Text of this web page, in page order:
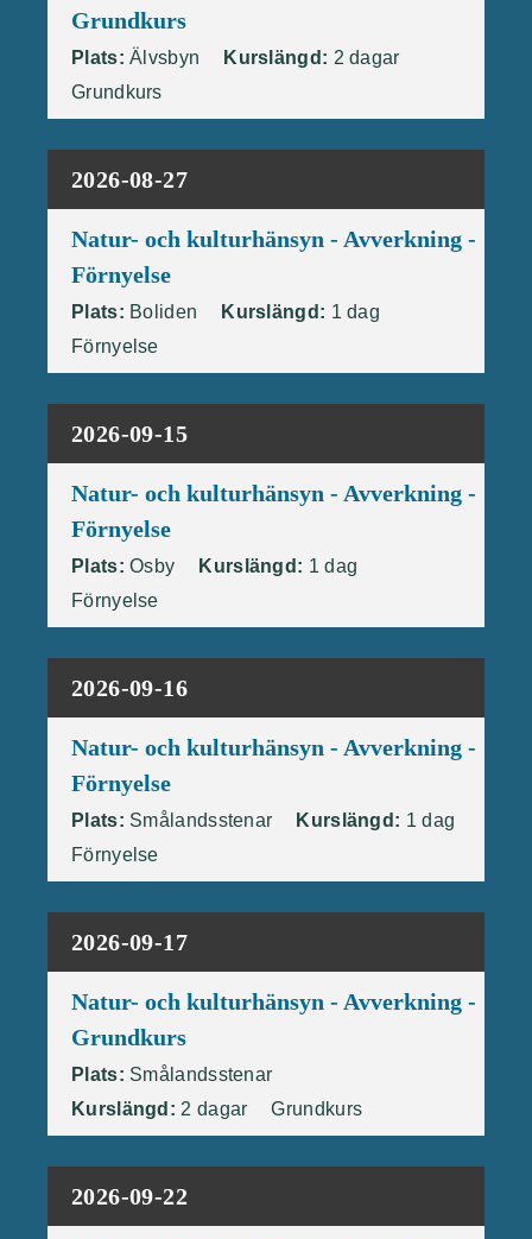
Grundkurs
Plats: Älvsbyn Kurslängd: 2 dagar
Grundkurs
2026-08-27
Natur- och kulturhänsyn - Avverkning -
Förnyelse
Plats: Boliden Kurslängd: 1 dag
Förnyelse
2026-09-15
Natur- och kulturhänsyn - Avverkning -
Förnyelse
Plats: Osby Kurslängd: 1 dag
Förnyelse
2026-09-16
Natur- och kulturhänsyn - Avverkning -
Förnyelse
Plats: Smålandsstenar Kurslängd: 1 dag
Förnyelse
2026-09-17
Natur- och kulturhänsyn - Avverkning -
Grundkurs
Plats: Smålandsstenar
Kurslängd: 2 dagar Grundkurs
2026-09-22